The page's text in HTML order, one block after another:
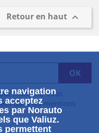
Retour en haut 
moment. Vous
dans les mentions
navigation
acceptez
par Norauto
que Valiuz.
permettent